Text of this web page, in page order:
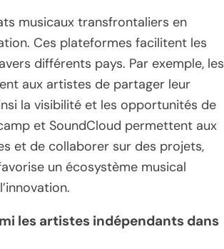
musicaux transfrontaliers en
Ces plateformes facilitent les
différents pays. Par exemple, les
aux artistes de partager leur
la visibilité et les opportunités de
et SoundCloud permettent aux
et de collaborer sur des projets,
un écosystème musical
les artistes indépendants dans